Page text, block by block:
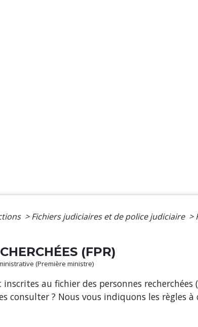
> Fichiers judiciaires et de police judiciaire >
(FPR)
(Première ministre)
au fichier des personnes recherchées
consulter ? Nous vous indiquons les règles